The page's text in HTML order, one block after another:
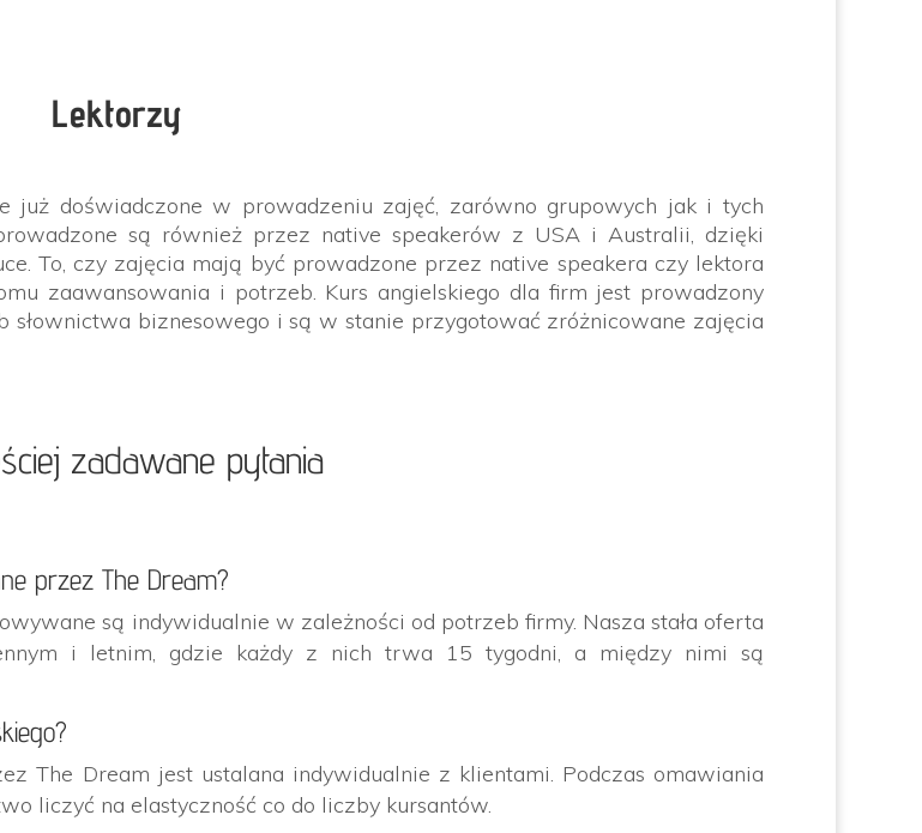
Lektorzy
już doświadczone w prowadzeniu zajęć, zarówno grupowych jak i tych
są również przez native speakerów z USA i Australii, dzięki
To, czy zajęcia mają być prowadzone przez native speakera czy lektora
zaawansowania i potrzeb. Kurs angielskiego dla firm jest prowadzony
biznesowego i są w stanie przygotować zróżnicowane zajęcia
zadawane pytania
przez The Dream?
są indywidualnie w zależności od potrzeb firmy. Nasza stała oferta
i letnim, gdzie każdy z nich trwa 15 tygodni, a między nimi są
The Dream jest ustalana indywidualnie z klientami. Podczas omawiania
liczyć na elastyczność co do liczby kursantów.